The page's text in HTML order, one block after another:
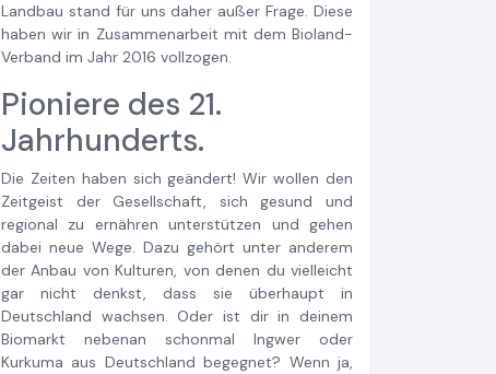
Landbau stand für uns daher außer Frage. Diese
haben wir in Zusammenarbeit mit dem Bioland-
Verband im Jahr 2016 vollzogen.
Pioniere des 21.
Jahrhunderts.
Die Zeiten haben sich geändert! Wir wollen den
Zeitgeist der Gesellschaft, sich gesund und
regional zu ernähren unterstützen und gehen
dabei neue Wege. Dazu gehört unter anderem
der Anbau von Kulturen, von denen du vielleicht
gar nicht denkst, dass sie überhaupt in
Deutschland wachsen. Oder ist dir in deinem
Biomarkt nebenan schonmal Ingwer oder
Kurkuma aus Deutschland begegnet? Wenn ja,